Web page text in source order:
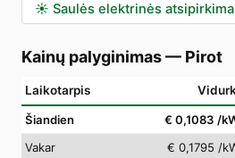
☀️ Saulės elektrinės
Kainų palyginimas— Pirot
Laikotarpis
Šiandien € 0,1083 /
Vakar
€ 0,1795 /